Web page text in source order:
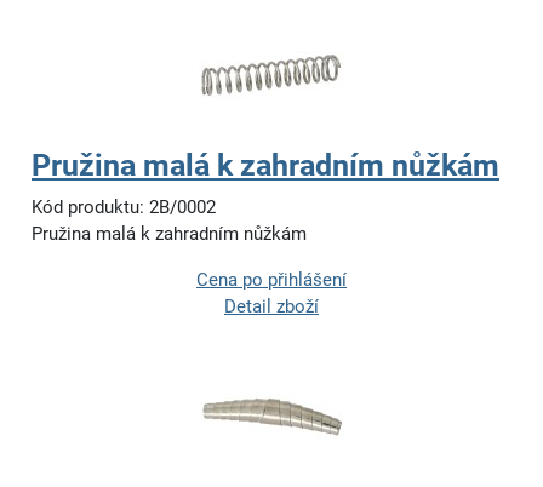
Pružina malá k zahradním nůžkám
Kód produktu: 2B/0002
Pružina malá k zahradním nůžkám
Cena po přihlášení
Detail zboží